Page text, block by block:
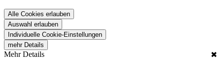
Alle Cookies erlauben
Auswahl erlauben
Individuelle Cookie-Einstellungen
mehr Details
Mehr Details ✖